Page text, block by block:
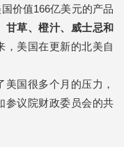
价值166亿美元的产品
甘草、橙汁、威士忌和
，美国在更新的北美自
国很多个月的压力，
参议院财政委员会的共